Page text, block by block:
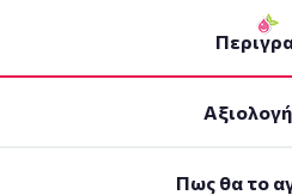
Πως θα το